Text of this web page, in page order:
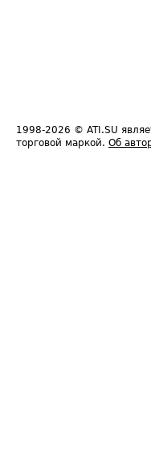
1998-2026 © ATI.SU
торговой маркой. Об